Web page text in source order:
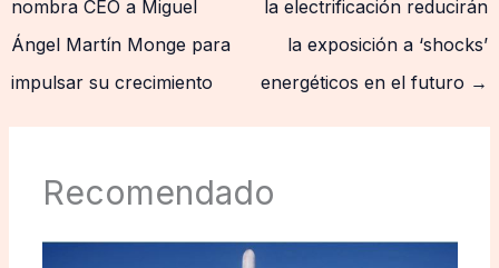
nombra CEO a Miguel
Ángel Martín Monge para
impulsar su crecimiento
la electrificación reducirán
la exposición a ‘shocks’
energéticos en el futuro →
Recomendado